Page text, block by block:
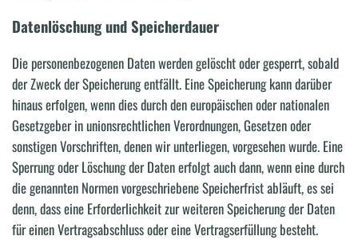
Datenlöschung und Speicherdauer
Die personenbezogenen Daten werden gelöscht oder gesperrt, sobald
der Zweck der Speicherung entfällt. Eine Speicherung kann darüber
hinaus erfolgen, wenn dies durch den europäischen oder nationalen
Gesetzgeber in unionsrechtlichen Verordnungen, Gesetzen oder
sonstigen Vorschriften, denen wir unterliegen, vorgesehen wurde. Eine
Sperrung oder Löschung der Daten erfolgt auch dann, wenn eine durch
die genannten Normen vorgeschriebene Speicherfrist abläuft, es sei
denn, dass eine Erforderlichkeit zur weiteren Speicherung der Daten
für einen Vertragsabschluss oder eine Vertragserfüllung besteht.